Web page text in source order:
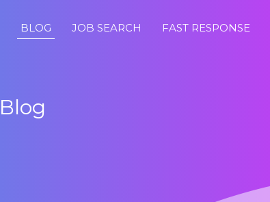
BLOG JOB SEARCH FAST RESPONSE
Blog